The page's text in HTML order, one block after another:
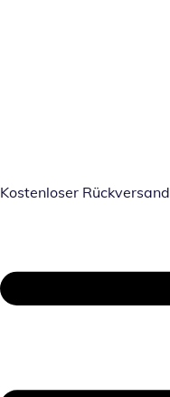
Kostenloser Rückversand